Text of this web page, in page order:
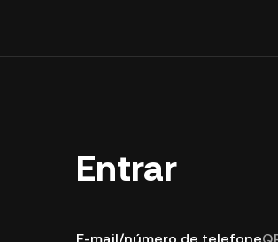
Entrar
E-mail/número de telefone